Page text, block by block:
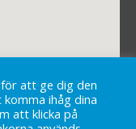
att ge dig den
ihåg dina
att klicka på